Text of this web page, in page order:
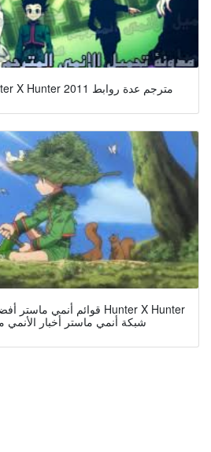
جميع حلقات أنمي Hunter X Hunter 2011 مترجم عدة روابط
شبكة أنمي ماستر أخبار الأنمي